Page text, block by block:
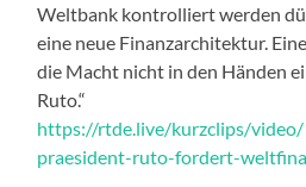
Weltbank kontrolliert werden
eine neue Finanzarchitektur.
die Macht nicht in den Händen
Ruto.“
https://rtde.live/kurzclips/
praesident-ruto-fordert-